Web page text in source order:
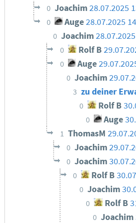
0 Joachim28.07.2025
0 Auge28.07.2025
0 Joachim
0 Rolf B
0 Auge
0 Joachim
3 zu deiner
0 Rolf B
0 Auge
1 ThomasM
0 Joachim
0 Joachim
0 Rolf B
0 Joachim
0 Rolf B
0 Joachim